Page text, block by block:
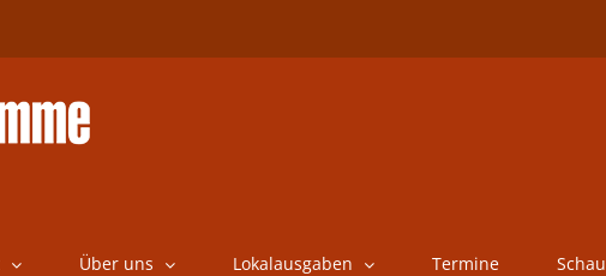
Über uns Lokalausgaben Termine